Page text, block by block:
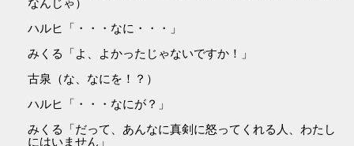
ハルヒ「・・・なに・・・」
みくる「よ、よかったじゃないですか！」
古泉（な、なにを！？）
ハルヒ「・・・なにが？」
みくる「だって、あんなに真剣に怒ってくれる人、わたし
にはいません」